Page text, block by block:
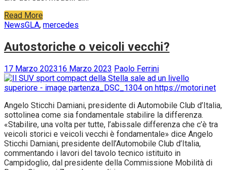
Read More
NewsGLA, mercedes
Autostoriche o veicoli vecchi?
17 Marzo 202316 Marzo 2023 Paolo Ferrini
Angelo Sticchi Damiani, presidente di Automobile Club d’Italia,
sottolinea come sia fondamentale stabilire la differenza.
«Stabilire, una volta per tutte, l’abissale differenza che c’è tra
veicoli storici e veicoli vecchi è fondamentale» dice Angelo
Sticchi Damiani, presidente dell’Automobile Club d’Italia,
commentando i lavori del tavolo tecnico istituito in
Campidoglio, dal presidente della Commissione Mobilità di